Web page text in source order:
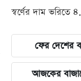
স্বর্ণের দাম ভরিতে
ফের দেশের
আজকের